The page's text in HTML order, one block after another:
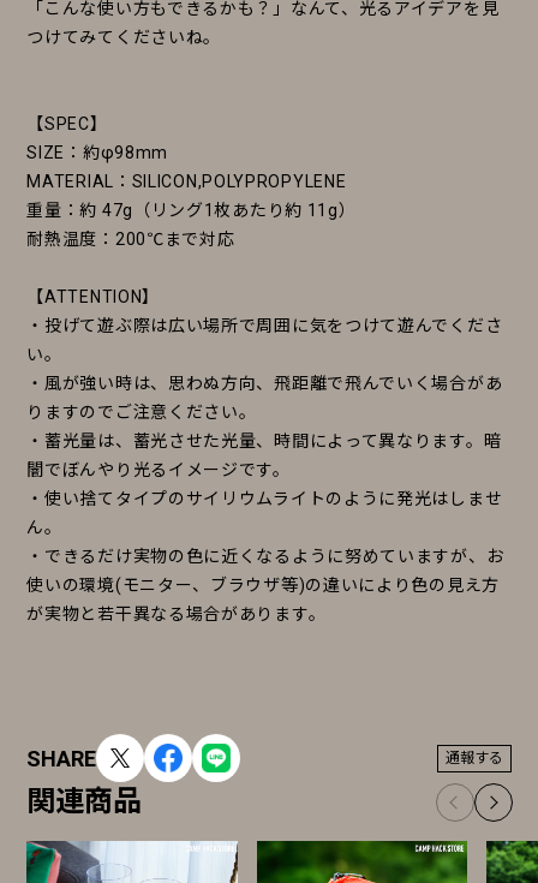
「こんな使い方もできるかも？」なんて、光るアイデアを見
つけてみてくださいね。
【SPEC】
SIZE：約φ98mm
MATERIAL：SILICON,POLYPROPYLENE
重量：約 47g（リング1枚あたり約 11g）
耐熱温度：200℃まで対応
【ATTENTION】
・投げて遊ぶ際は広い場所で周囲に気をつけて遊んでくださ
い。
・風が強い時は、思わぬ方向、飛距離で飛んでいく場合があ
りますのでご注意ください。
・蓄光量は、蓄光させた光量、時間によって異なります。暗
闇でぼんやり光るイメージです。
・使い捨てタイプのサイリウムライトのように発光はしませ
ん。
・できるだけ実物の色に近くなるように努めていますが、お
使いの環境(モニター、ブラウザ等)の違いにより色の見え方
が実物と若干異なる場合があります。
SHARE 通報する
関連商品